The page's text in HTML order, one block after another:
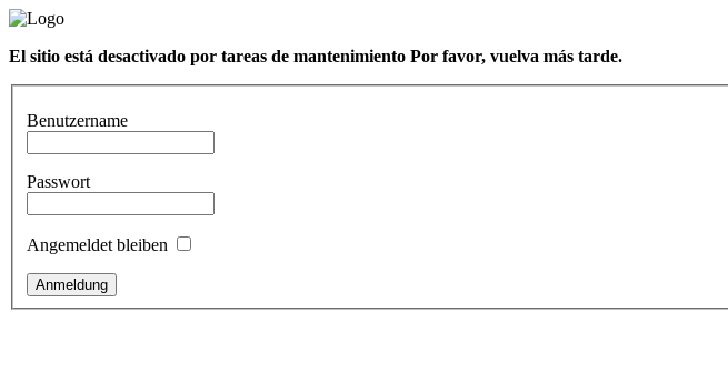
El sitio está desactivado por tareas de mantenimiento Por favor, vuelva más tarde.
Benutzername
Passwort
Angemeldet bleiben